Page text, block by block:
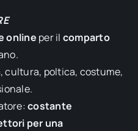
online per il comparto
cultura, poltica, costume,
costante
per una